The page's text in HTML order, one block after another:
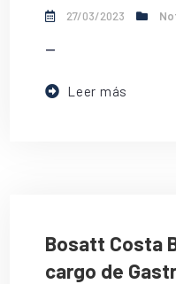
27/03/2023
--
Leer más
Bosatt Costa
cargo de